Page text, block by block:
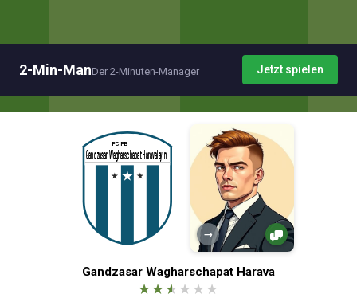
2-Min-ManDer 2-Minuten-Manager Jetzt spielen
→
Gandzasar Wagharschapat Harava
★★★ ★ ★ ★